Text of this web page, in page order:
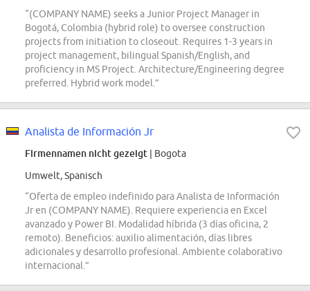
“(COMPANY NAME) seeks a Junior Project Manager in
Bogotá, Colombia (hybrid role) to oversee construction
projects from initiation to closeout. Requires 1-3 years in
project management, bilingual Spanish/English, and
proficiency in MS Project. Architecture/Engineering degree
preferred. Hybrid work model.”
Analista de Información Jr
Firmennamen nicht gezeigt | Bogota
Umwelt, Spanisch
“Oferta de empleo indefinido para Analista de Información
Jr en (COMPANY NAME). Requiere experiencia en Excel
avanzado y Power BI. Modalidad híbrida (3 días oficina, 2
remoto). Beneficios: auxilio alimentación, días libres
adicionales y desarrollo profesional. Ambiente colaborativo
internacional.”